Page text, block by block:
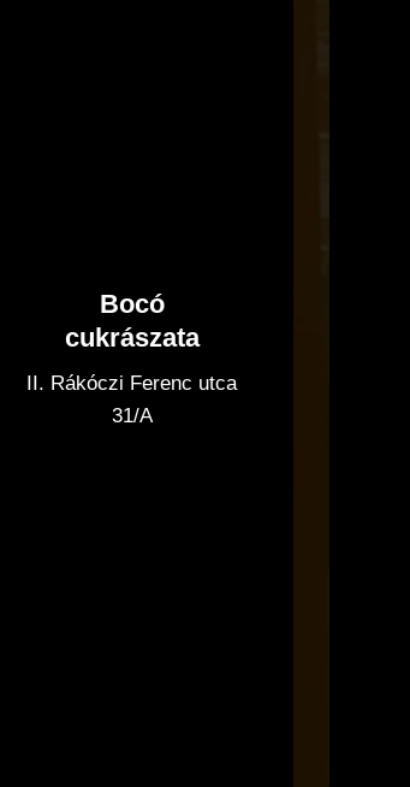
Bocó
cukrászata
II. Rákóczi Ferenc utca
31/A